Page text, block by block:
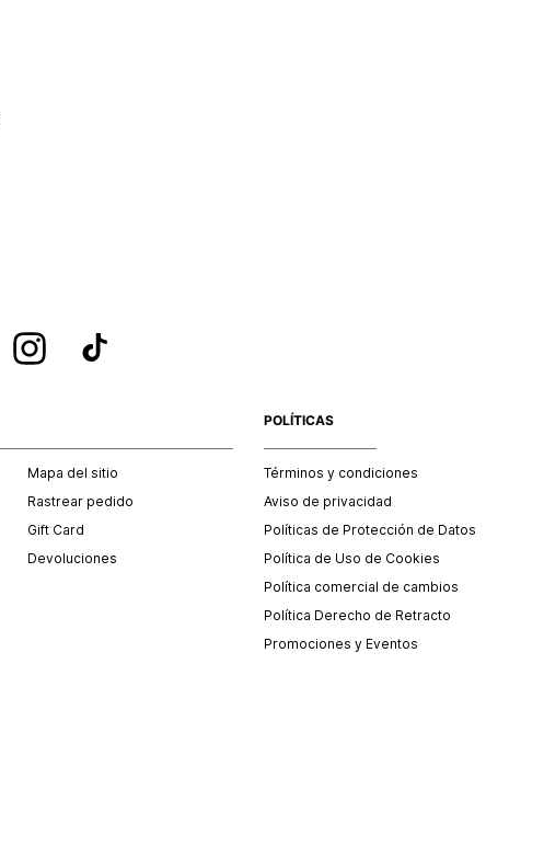
Mapa del sitio
Rastrear pedido
Gift Card
Devoluciones
POLÍTICAS
Términos y condiciones
Aviso de privacidad
Políticas de Protección de Datos
Política de Uso de Cookies
Política comercial de cambios
Política Derecho de Retracto
Promociones y Eventos